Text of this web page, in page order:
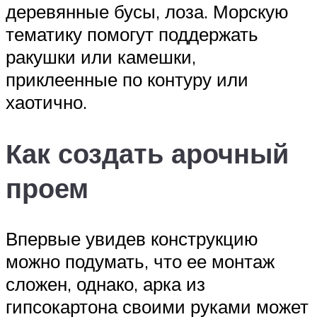
деревянные бусы, лоза. Морскую
тематику помогут поддержать
ракушки или камешки,
приклеенные по контуру или
хаотично.
Как создать арочный
проем
Впервые увидев конструкцию
можно подумать, что ее монтаж
сложен, однако, арка из
гипсокартона своими руками может